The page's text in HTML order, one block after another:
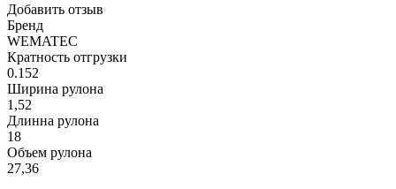
Добавить отзыв
Бренд
WEMATEC
Кратность отгрузки
0.152
Ширина рулона
1,52
Длинна рулона
18
Объем рулона
27,36